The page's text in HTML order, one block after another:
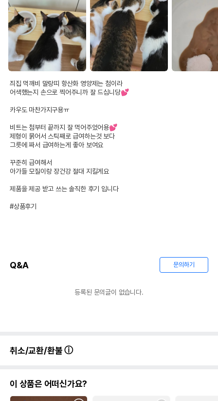
즤집 먹깨비 말랑띠 항산화 영양제는 첨이라
어색했는지 손으로 찍어주니까 잘 드십니당💕
카우도 마찬가지구용ㅠ
비트는 첨부터 끝까지 잘 먹어주었어용💕
제형이 묽어서 스틱째로 급여하는것 보다
그릇에 짜서 급여하는게 좋아 보여요
꾸준히 급여해서
아가들 모질이랑 장건강 절대 지킬게요
제품을 제공 받고 쓰는 솔직한 후기 입니다
#상품후기
Q&A 문의하기
등록된 문의글이 없습니다.
취소/교환/환불
이 상품은 어떠신가요?